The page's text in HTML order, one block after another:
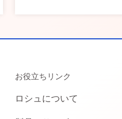
お役立ちリンク
ロシュについて